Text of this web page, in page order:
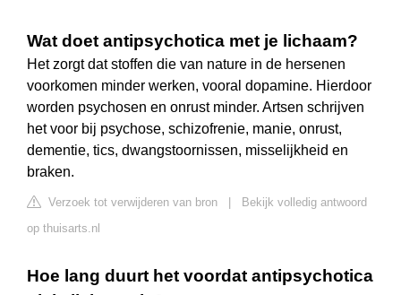
Wat doet antipsychotica met je lichaam?
Het zorgt dat stoffen die van nature in de hersenen
voorkomen minder werken, vooral dopamine. Hierdoor
worden psychosen en onrust minder. Artsen schrijven
het voor bij psychose, schizofrenie, manie, onrust,
dementie, tics, dwangstoornissen, misselijkheid en
braken.
Verzoek tot verwijderen van bron
Bekijk volledig antwoord
op thuisarts.nl
Hoe lang duurt het voordat antipsychotica